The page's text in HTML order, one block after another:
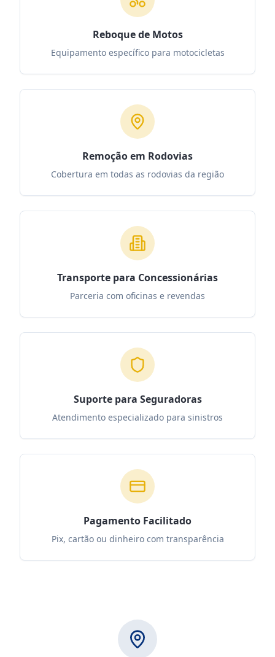
Reboque de Motos
Equipamento específico para motocicletas
Remoção em Rodovias
Cobertura em todas as rodovias da região
Transporte para Concessionárias
Parceria com oficinas e revendas
Suporte para Seguradoras
Atendimento especializado para sinistros
Pagamento Facilitado
Pix, cartão ou dinheiro com transparência